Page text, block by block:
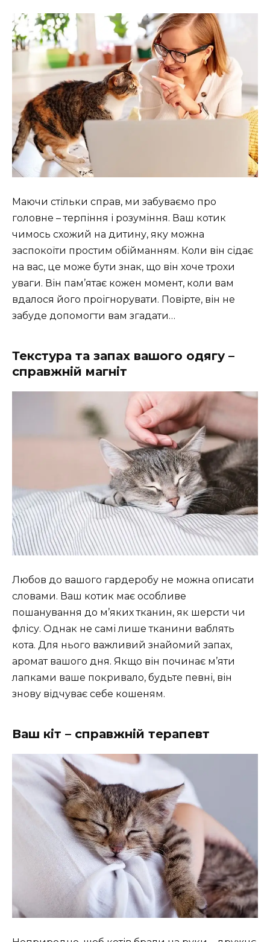
Маючи стільки справ, ми забуваємо про
головне – терпіння і розуміння. Ваш котик
чимось схожий на дитину, яку можна
заспокоїти простим обійманням. Коли він сідає
на вас, це може бути знак, що він хоче трохи
уваги. Він пам’ятає кожен момент, коли вам
вдалося його проігнорувати. Повірте, він не
забуде допомогти вам згадати…
Текстура та запах вашого одягу –
справжній магніт
Любов до вашого гардеробу не можна описати
словами. Ваш котик має особливе
пошанування до м’яких тканин, як шерсти чи
флісу. Однак не самі лише тканини ваблять
кота. Для нього важливий знайомий запах,
аромат вашого дня. Якщо він починає м’яти
лапками ваше покривало, будьте певні, він
знову відчуває себе кошеням.
Ваш кіт – справжній терапевт